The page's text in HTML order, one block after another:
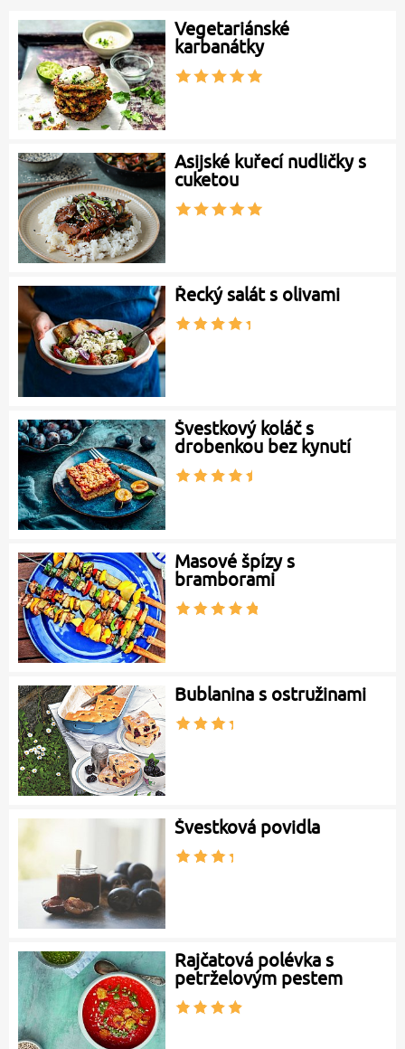
Vegetariánské
karbanátky
Asijské kuřecí nudličky s
cuketou
Řecký salát s olivami
Švestkový koláč s
drobenkou bez kynutí
Masové špízy s
bramborami
Bublanina s ostružinami
Švestková povidla
Rajčatová polévka s
petrželovým pestem